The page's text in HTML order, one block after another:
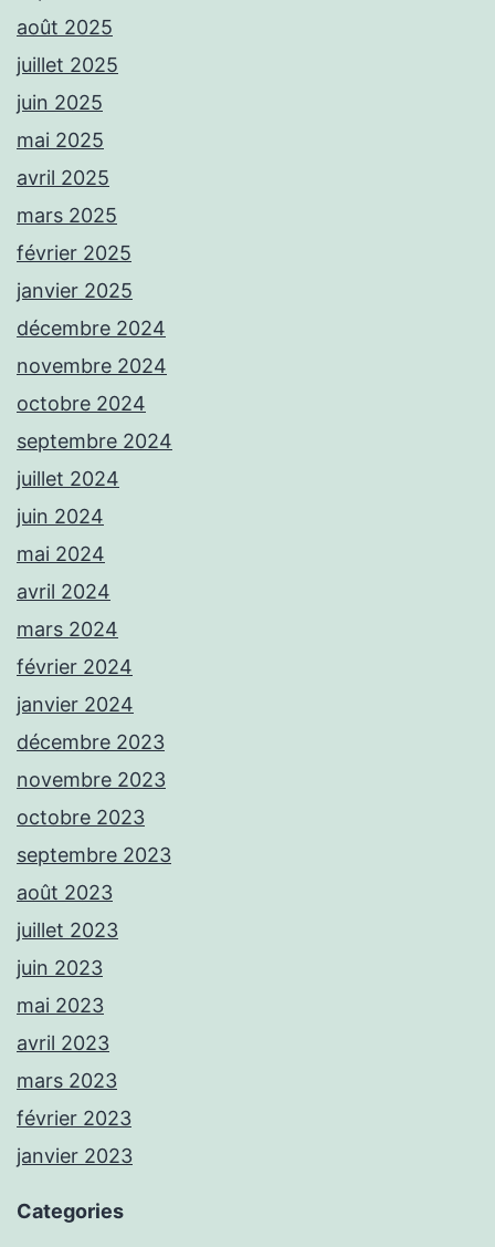
août 2025
juillet 2025
juin 2025
mai 2025
avril 2025
mars 2025
février 2025
janvier 2025
décembre 2024
novembre 2024
octobre 2024
septembre 2024
juillet 2024
juin 2024
mai 2024
avril 2024
mars 2024
février 2024
janvier 2024
décembre 2023
novembre 2023
octobre 2023
septembre 2023
août 2023
juillet 2023
juin 2023
mai 2023
avril 2023
mars 2023
février 2023
janvier 2023
Categories